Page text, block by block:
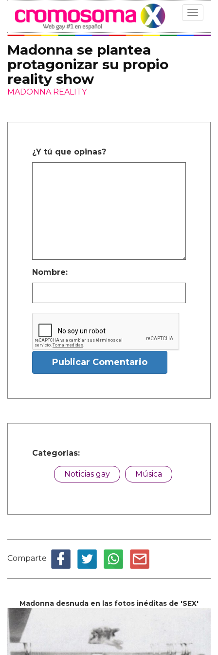
Toggle
Madonna se plantea
protagonizar su propio
reality show
MADONNA REALITY
¿Y tú que opinas?
Nombre:
Publicar Comentario
Categorías:
Noticias gay Música
Comparte
Madonna desnuda en las fotos inéditas de 'SEX'